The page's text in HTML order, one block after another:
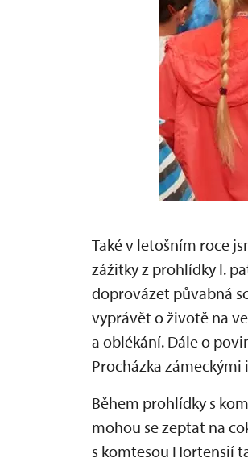
Také v letošním roce
zážitky z prohlídky I.
doprovázet půvabná
vyprávět o životě na
a oblékání. Dále o
Procházka
Během prohlídky s
mohou se zeptat na
s komtesou Hortensií